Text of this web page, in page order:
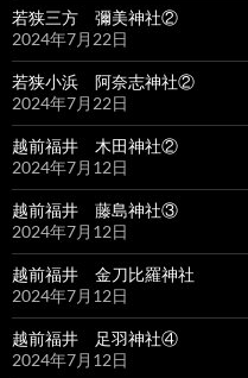
若狭三方 彌美神社②
2024年7月22日
若狭小浜 阿奈志神社②
2024年7月22日
越前福井 木田神社②
2024年7月12日
越前福井 藤島神社③
2024年7月12日
越前福井 金刀比羅神社
2024年7月12日
越前福井 足羽神社④
2024年7月12日